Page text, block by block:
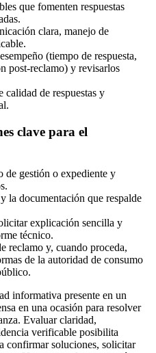
que fomenten respuestas
clara, manejo de
(tiempo de respuesta,
post-reclamo) y revisarlos
calidad de respuestas y
clave para el
de gestión o expediente y
la documentación que respalde
explicación sencilla y
técnico.
reclamo y, cuando proceda,
de la autoridad de consumo
informativa presente en un
en una ocasión para resolver
Evaluar claridad,
verificable posibilita
confirmar soluciones, solicitar